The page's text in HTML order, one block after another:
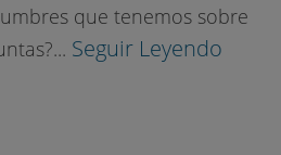
que tenemos sobre
Seguir Leyendo